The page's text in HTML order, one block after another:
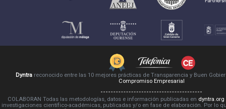
Dyntrareconocido entre las 10 mejores prácticas de Transparencia y Buen
Compromiso Empresarial
COLABORAN Todas las metodologías, datos e información publicadas en dyntra.org
investigaciones científico-académicas, publicadas y/o en fase de elaboración. Por lo